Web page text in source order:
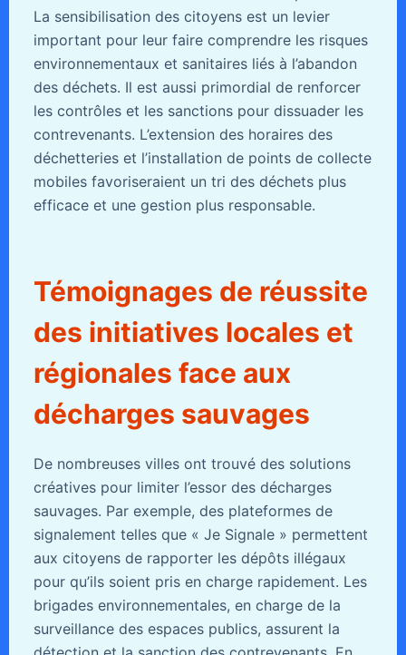
La sensibilisation des citoyens est un levier
important pour leur faire comprendre les risques
environnementaux et sanitaires liés à l’abandon
des déchets. Il est aussi primordial de renforcer
les contrôles et les sanctions pour dissuader les
contrevenants. L’extension des horaires des
déchetteries et l’installation de points de collecte
mobiles favoriseraient un tri des déchets plus
efficace et une gestion plus responsable.
Témoignages de réussite
des initiatives locales et
régionales face aux
décharges sauvages
De nombreuses villes ont trouvé des solutions
créatives pour limiter l’essor des décharges
sauvages. Par exemple, des plateformes de
signalement telles que « Je Signale » permettent
aux citoyens de rapporter les dépôts illégaux
pour qu’ils soient pris en charge rapidement. Les
brigades environnementales, en charge de la
surveillance des espaces publics, assurent la